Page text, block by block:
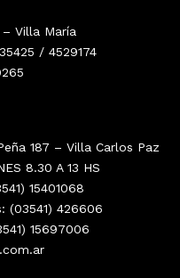
– Villa María
/ 4529174
187 – Villa Carlos Paz
8.30 A 13 HS
15401068
(03541) 426606
15697006